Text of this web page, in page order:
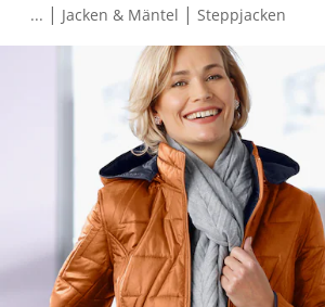
... | Jacken & Mäntel | Steppjacken